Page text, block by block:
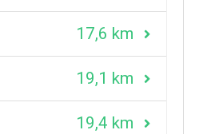
17,6 km
19,1 km
19,4 km